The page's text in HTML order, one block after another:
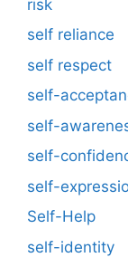
risk
self reliance
self respect
self-
self-
self-
self-
Self-Help
self-identity